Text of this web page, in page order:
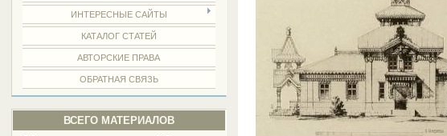
ИНТЕРЕСНЫЕ САЙТЫ
КАТАЛОГ СТАТЕЙ
АВТОРСКИЕ ПРАВА
ОБРАТНАЯ СВЯЗЬ
ВСЕГО МАТЕРИАЛОВ